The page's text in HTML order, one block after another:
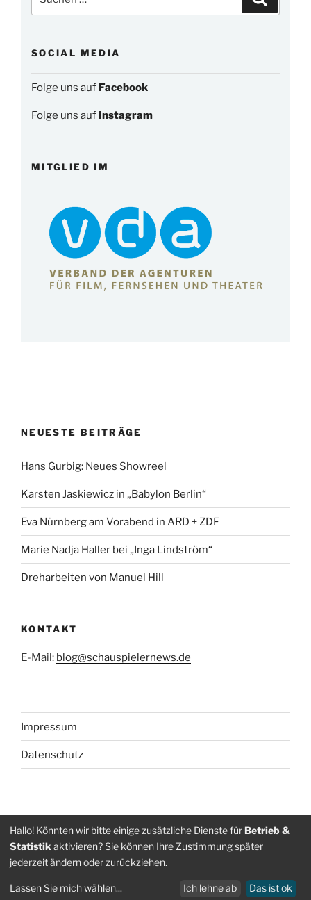
nach:
SOCIAL MEDIA
Folge uns auf Facebook
Folge uns auf Instagram
MITGLIED IM
NEUESTE BEITRÄGE
Hans Gurbig: Neues Showreel
Karsten Jaskiewicz in „Babylon Berlin“
Eva Nürnberg am Vorabend in ARD + ZDF
Marie Nadja Haller bei „Inga Lindström“
Dreharbeiten von Manuel Hill
KONTAKT
E-Mail: blog@schauspielernews.de
Impressum
Datenschutz
Folge
uns
auf
Facebook
Folge
uns
auf
Instagram
Hallo! Könnten wir bitte einige zusätzliche Dienste fürBetrieb &
Statistik aktivieren? Sie können Ihre Zustimmung später
jederzeit ändern oder zurückziehen.
Lassen Sie mich wählen... Ich lehne ab Das ist ok